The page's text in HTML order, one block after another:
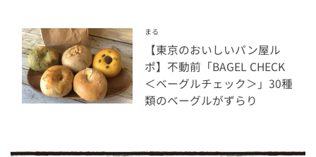
まる
【東京のおいしいパン屋ル
ポ】不動前「BAGEL CHECK
＜ベーグルチェック＞」30種
類のベーグルがずらり